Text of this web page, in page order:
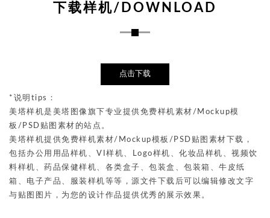
下载样机/DOWNLOAD
点击下载
*说明tips：
美塔样机是美塔图像旗下专业提供免费样机素材/Mockup模
板/PSD贴图素材的站点。
美塔样机提供免费样机素材/Mockup模板/PSD贴图素材下载，
包括办公用用品样机、VI样机、Logo样机、化妆品样机、视频饮
料样机、药品保健样机、各类盒子、包装盒、包装箱、牛皮纸
箱、电子产品、服装样机等等，源文件下载后可以编辑修改文字
与贴图图片，为您的设计作品提供优秀的展示效果。